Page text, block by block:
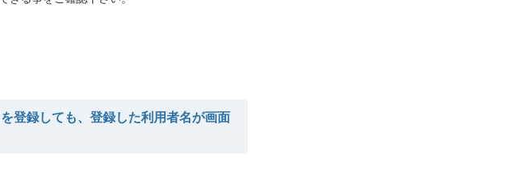
登録しても、登録した利用者名が画面